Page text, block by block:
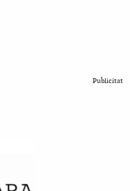
Publicitat